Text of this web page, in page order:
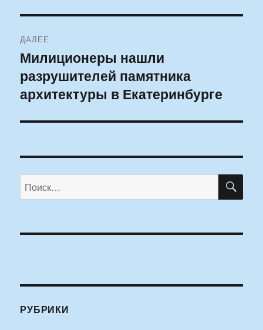
ДАЛЕЕ
Следующая
запись:
Милиционеры нашли
разрушителей памятника
архитектуры в Екатеринбурге
Искать:
РУБРИКИ